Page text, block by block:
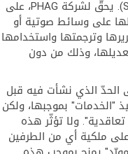
(Object Code) أو المصدرية (Source Code). يحقّ لشركة PHAG، على
على وسائط صوتية أو
وترجمتها واستخدامها
وذلك من دون
الحدّ الذي نشأت فيه قبل
"الخدمات" بموجبها، ولكن
ولا تؤثّر هذه
على ملكية أي من الطرفين